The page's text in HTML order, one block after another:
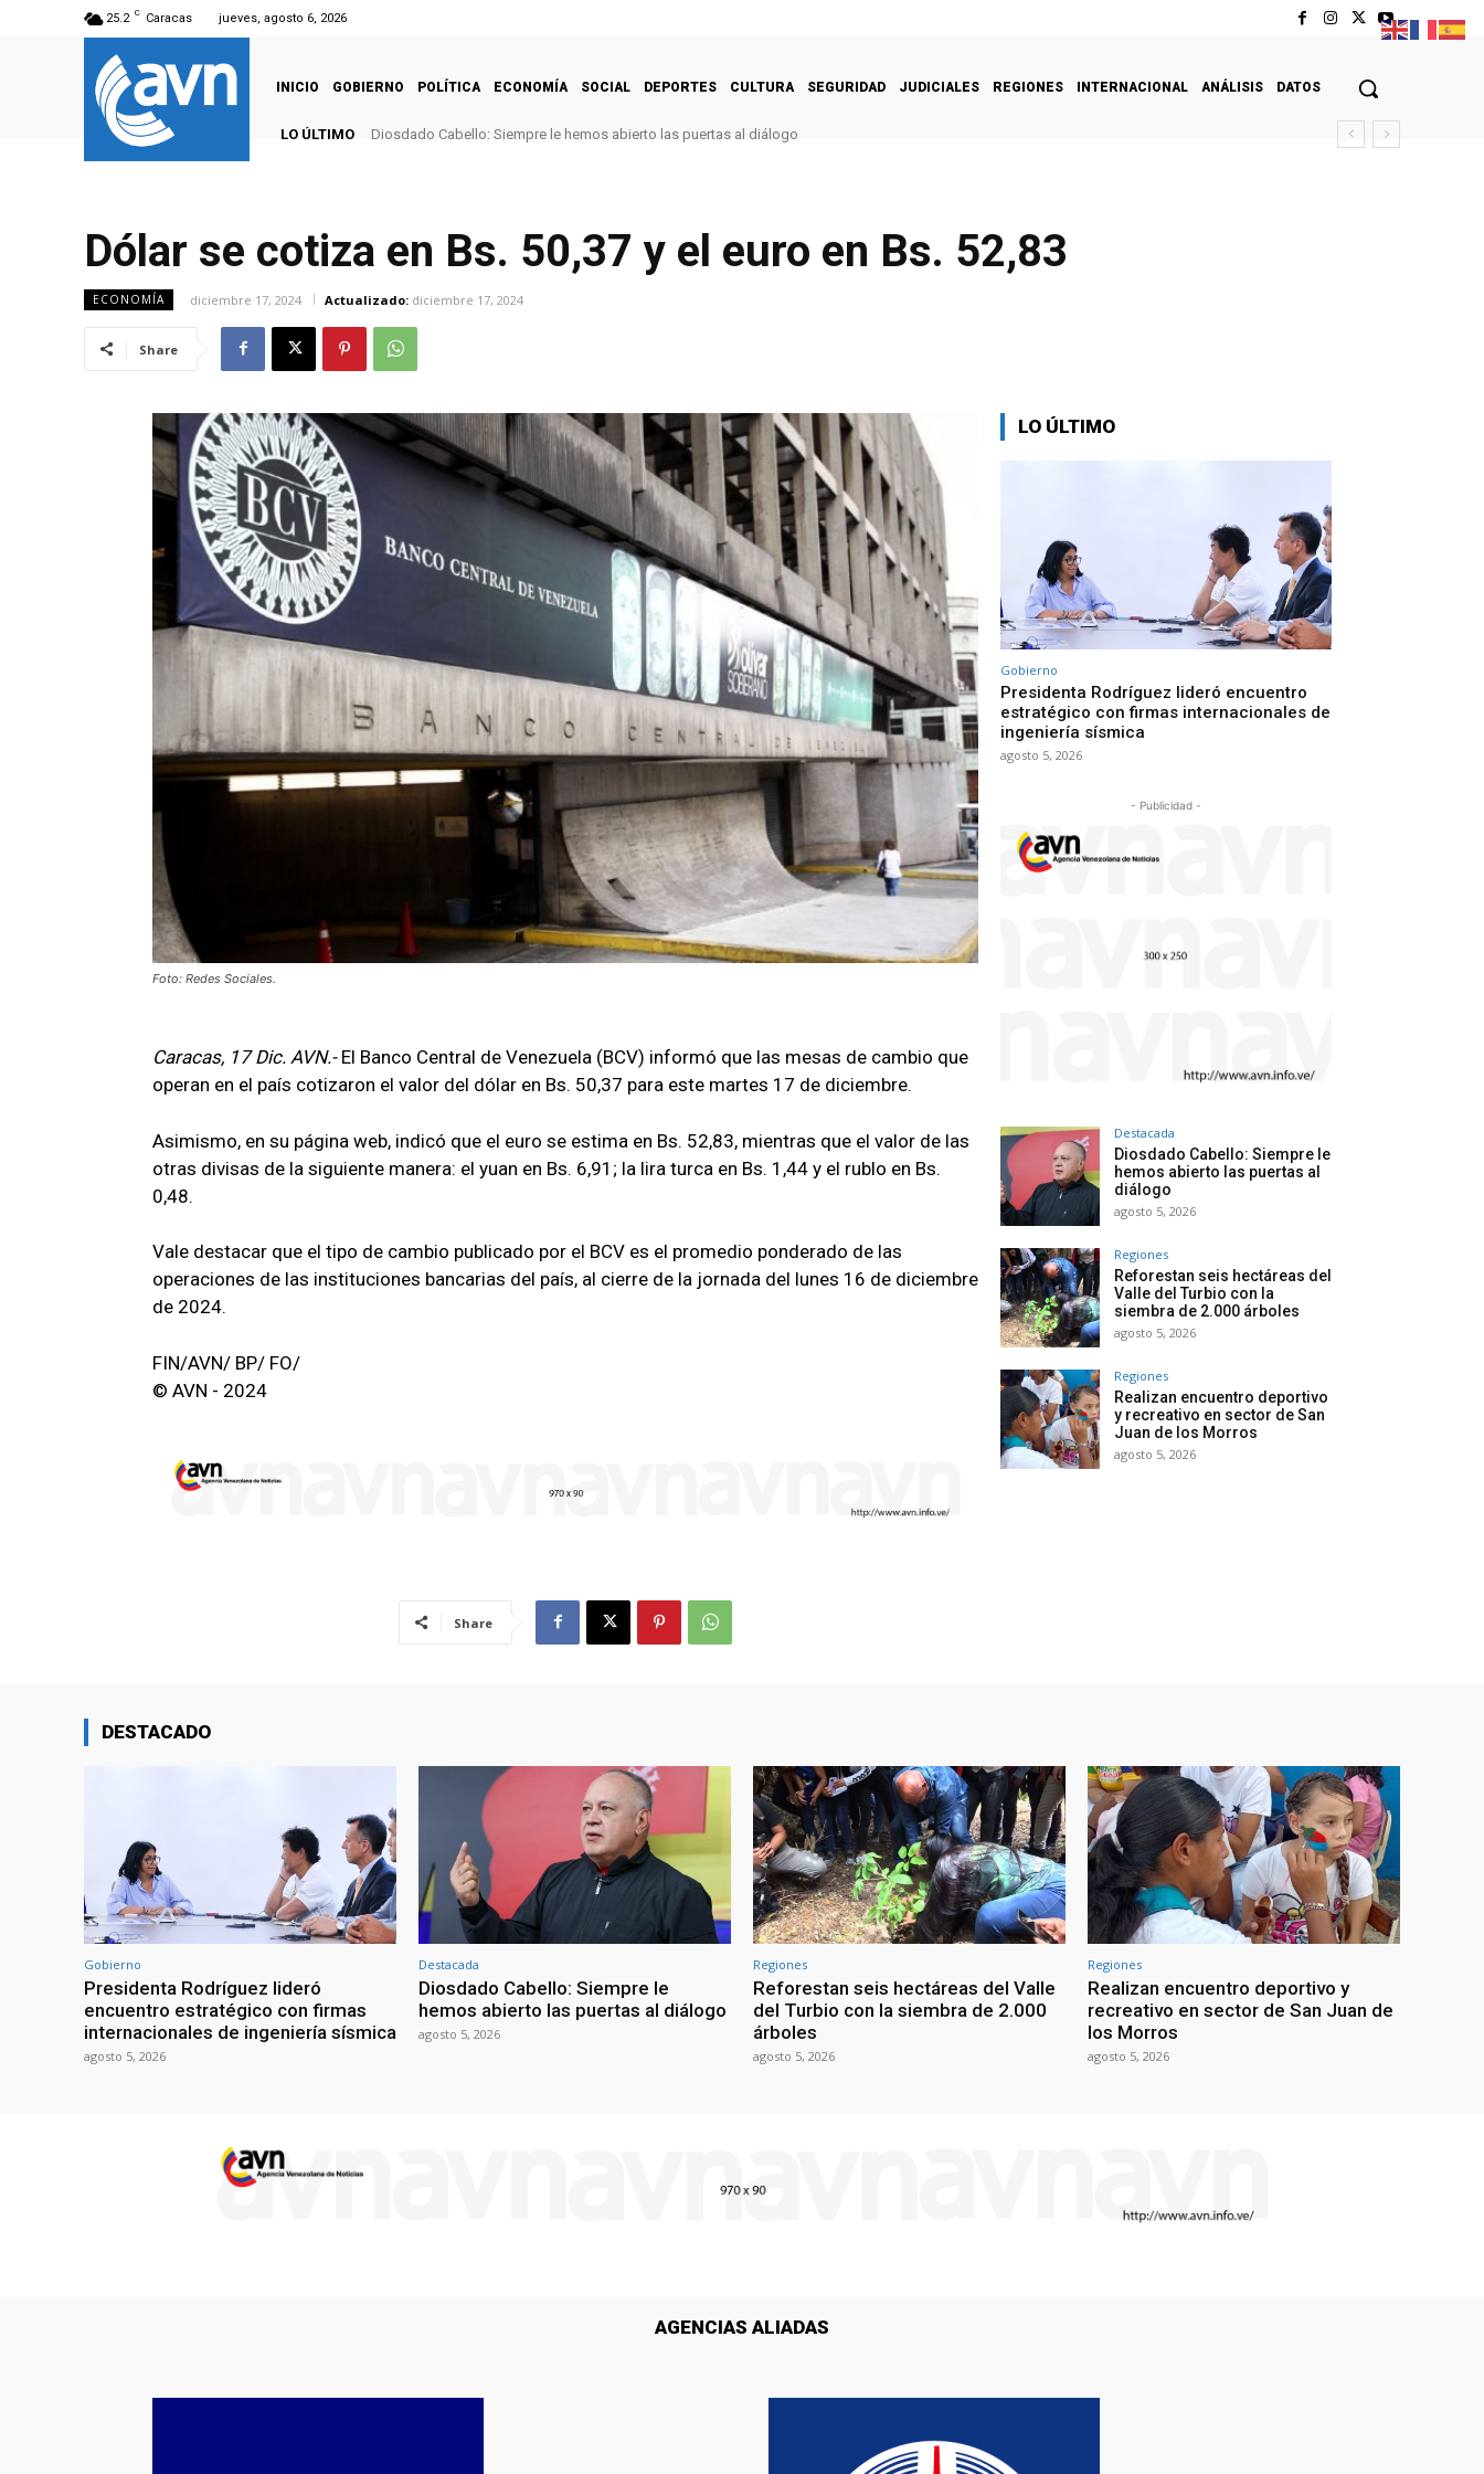
25.2 C Caracas jueves, agosto 6, 2026
INICIO GOBIERNO POLÍTICA ECONOMÍA SOCIAL DEPORTES CULTURA SEGURIDAD JUDICIALES REGIONES INTERNACIONAL ANÁLISIS DATOS
LO ÚLTIMO Diosdado Cabello: Siempre le hemos abierto las puertas al diálogo
Dólar se cotiza en Bs. 50,37 y el euro en Bs. 52,83
ECONOMÍA diciembre 17, 2024 Actualizado: diciembre 17, 2024
Share
Foto: Redes Sociales.
Caracas, 17 Dic. AVN.- El Banco Central de Venezuela (BCV) informó que las mesas de cambio que
operan en el país cotizaron el valor del dólar en Bs. 50,37 para este martes 17 de diciembre.
Asimismo, en su página web, indicó que el euro se estima en Bs. 52,83, mientras que el valor de las
otras divisas de la siguiente manera: el yuan en Bs. 6,91; la lira turca en Bs. 1,44 y el rublo en Bs.
0,48.
Vale destacar que el tipo de cambio publicado por el BCV es el promedio ponderado de las
operaciones de las instituciones bancarias del país, al cierre de la jornada del lunes 16 de diciembre
de 2024.
FIN/AVN/ BP/ FO/
© AVN - 2024
Share
LO ÚLTIMO
Gobierno
Presidenta Rodríguez lideró encuentro
estratégico con firmas internacionales de
ingeniería sísmica
agosto 5, 2026
- Publicidad -
Destacada
Diosdado Cabello: Siempre le
hemos abierto las puertas al
diálogo
agosto 5, 2026
Regiones
Reforestan seis hectáreas del
Valle del Turbio con la
siembra de 2.000 árboles
agosto 5, 2026
Regiones
Realizan encuentro deportivo
y recreativo en sector de San
Juan de los Morros
agosto 5, 2026
DESTACADO
Gobierno
Presidenta Rodríguez lideró
encuentro estratégico con firmas
internacionales de ingeniería sísmica
agosto 5, 2026
Destacada
Diosdado Cabello: Siempre le
hemos abierto las puertas al diálogo
agosto 5, 2026
Regiones
Reforestan seis hectáreas del Valle
del Turbio con la siembra de 2.000
árboles
agosto 5, 2026
Regiones
Realizan encuentro deportivo y
recreativo en sector de San Juan de
los Morros
agosto 5, 2026
AGENCIAS ALIADAS